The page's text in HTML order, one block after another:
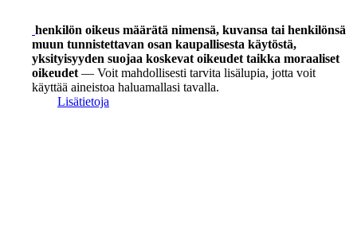
henkilön oikeus määrätä nimensä, kuvansa tai henkilönsä
muun tunnistettavan osan kaupallisesta käytöstä,
yksityisyyden suojaa koskevat oikeudet taikka moraaliset
oikeudet — Voit mahdollisesti tarvita lisälupia, jotta voit
käyttää aineistoa haluamallasi tavalla.
Lisätietoja